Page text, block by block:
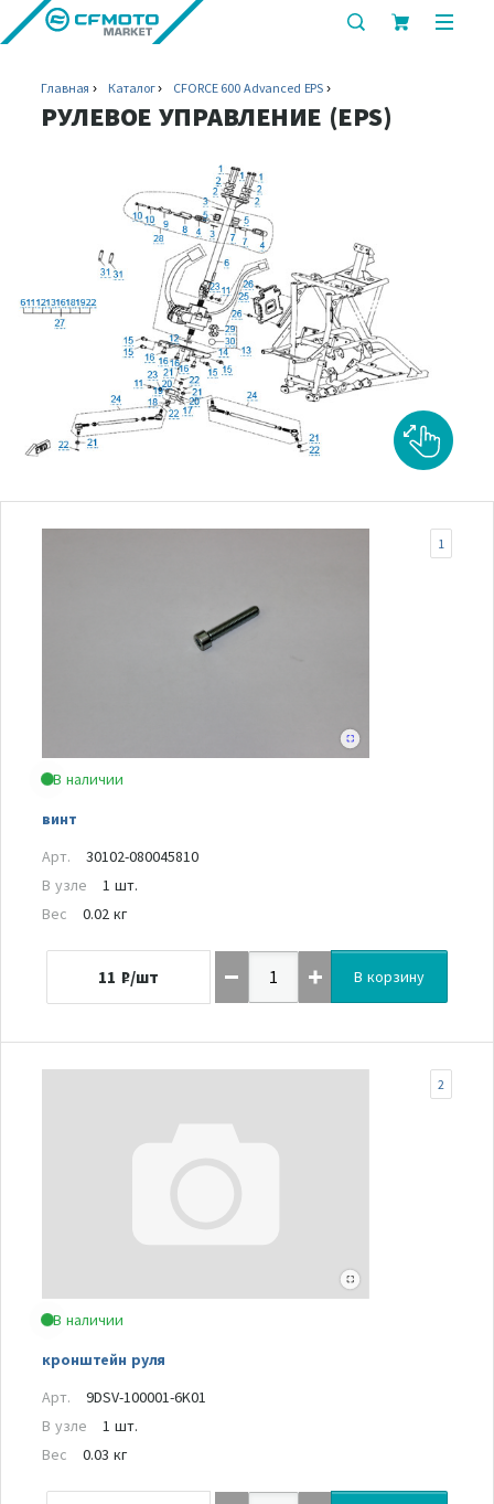
показать
поиска
Главная Каталог CFORCE 600 Advanced EPS
РУЛЕВОЕ УПРАВЛЕНИЕ (EPS)
В наличии
винт
1
Арт.
30102-080045810
В узле
1 шт.
Вес
0.02 кг
11 ₽/шт В корзину
В наличии
кронштейн руля
2
Арт.
9DSV-100001-6K01
В узле
1 шт.
Вес
0.03 кг